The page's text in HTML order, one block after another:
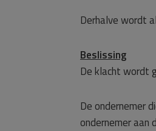
Derhalve wordt
Beslissing
De klacht wordt
De ondernemer
ondernemer aan